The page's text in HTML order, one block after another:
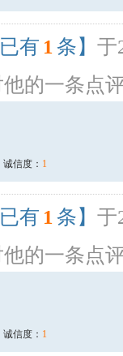
已有 1 条】 于
他的一条点
诚信度： 1
已有 1 条】 于
他的一条点
诚信度： 1